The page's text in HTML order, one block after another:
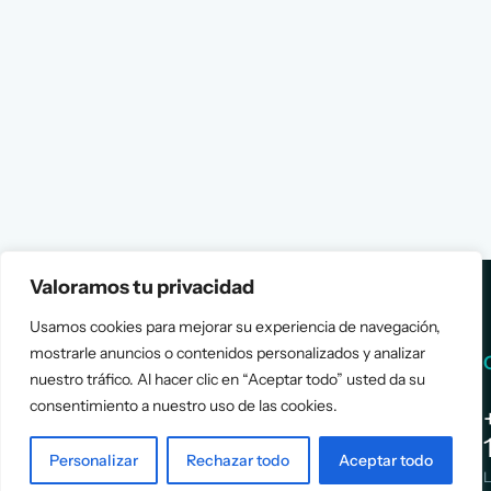
Valoramos tu privacidad
Usamos cookies para mejorar su experiencia de navegación,
mostrarle anuncios o contenidos personalizados y analizar
nuestro tráfico. Al hacer clic en “Aceptar todo” usted da su
consentimiento a nuestro uso de las cookies.
Personalizar Rechazar todo Aceptar todo
Services
Assessment
Strategy
Info
Services